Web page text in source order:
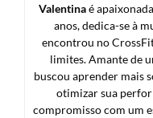
Valentinaé
anos, dedica-se à
encontrou no
limites. Amante de
buscou aprender mais
otimizar sua
compromisso com um